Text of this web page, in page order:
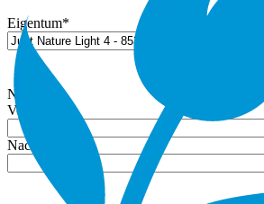
Eigentum*
Name
Vorname
Nachname